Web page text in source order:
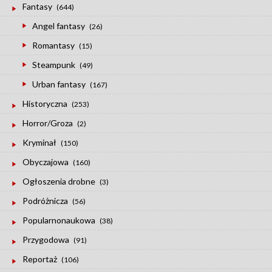
Fantasy (644)
Angel fantasy (26)
Romantasy (15)
Steampunk (49)
Urban fantasy (167)
Historyczna (253)
Horror/Groza (2)
Kryminał (150)
Obyczajowa (160)
Ogłoszenia drobne (3)
Podróżnicza (56)
Popularnonaukowa (38)
Przygodowa (91)
Reportaż (106)